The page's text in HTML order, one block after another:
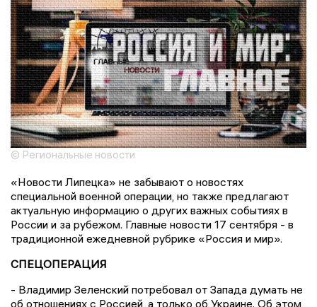
© Региональные новости
«Новости Липецка» не забывают о новостях
специальной военной операции, но также предлагают
актуальную информацию о других важных событиях в
России и за рубежом. Главные новости 17 сентября - в
традиционной ежедневной рубрике «Россия и мир».
СПЕЦОПЕРАЦИЯ
- Владимир Зеленский потребовал от Запада думать не
об отношениях с Россией, а только об Украине. Об этом